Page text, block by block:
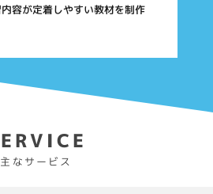
容が定着しやすい教材を制作
主なサービス